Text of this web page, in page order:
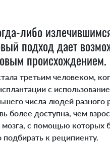
либо
подход дает
происхождением.
третьим человеком,
с
числа людей разного
более доступна, чем
мозга, с помощью
к реципиенту.